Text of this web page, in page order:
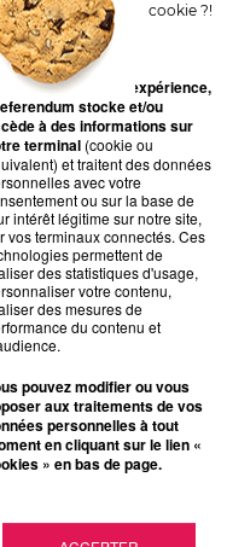
cookie ?!
améliorer votre expérience,
stocke et/ou
à des informations sur
terminal (cookie ou
et traitent des données
avec votre
ou sur la base de
intérêt légitime sur notre site,
vos terminaux connectés. Ces
permettent de
des statistiques d'usage,
votre contenu,
des mesures de
du contenu et
pouvez modifier ou vous
aux traitements de vos
personnelles à tout
en cliquant sur le lien «
» en bas de page.
centrée sur le
de noël lié à la
que nous sommes
d'achat
servir d’exemple
storytelling est très
ou des séries
constante
marque de
moins
des
il est tout à fait
intense que celui
grâce à ses
Des
consacrés à